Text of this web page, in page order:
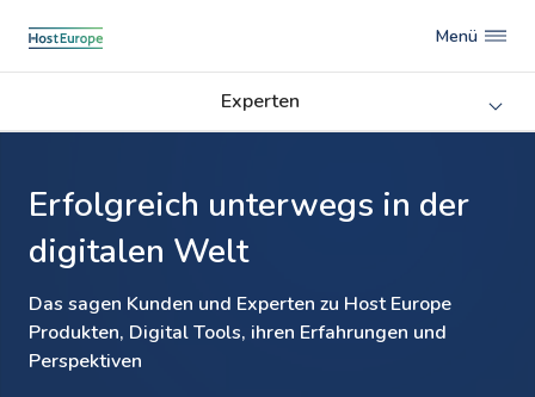
Menü
Experten
Erfolgreich unterwegs in der
digitalen Welt
Das sagen Kunden und Experten zu Host Europe
Produkten, Digital Tools, ihren Erfahrungen und
Perspektiven